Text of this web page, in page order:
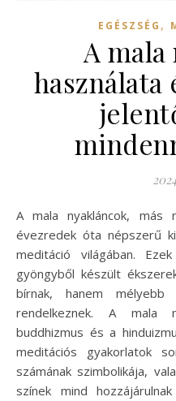
EGÉSZSÉG ,
A mala
A mala nyakláncok, más néven meditációs nyakláncok,
évezredek óta népszerű
meditáció világában.
gyöngyből készült
bírnak, hanem
rendelkeznek. A mala
buddhizmus és a
meditációs gyakorlatok
számának szimbolikája,
színek mind